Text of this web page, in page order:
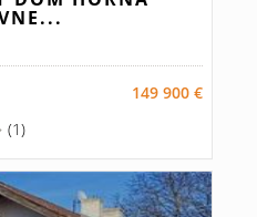
149 900 €
(1)